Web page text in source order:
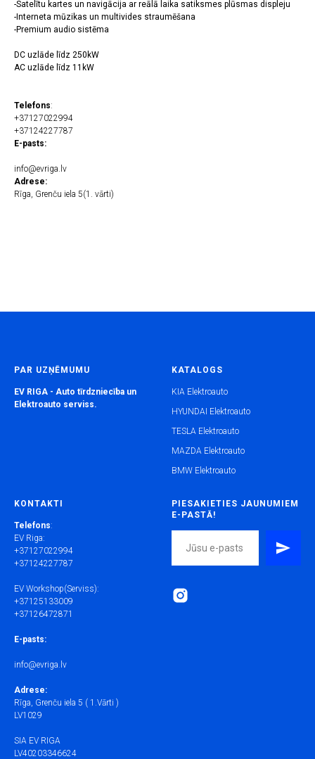
-Satelītu kartes un navigācija ar reālā laika satiksmes plūsmas displeju
-Interneta mūzikas un multivides straumēšana
-Premium audio sistēma
DC uzlāde līdz 250kW
AC uzlāde līdz 11kW
Telefons:
+37127022994
+37124227787
E-pasts:
info@evriga.lv
Adrese:
Rīga, Grenču iela 5(1. vārti)
PAR UZŅĒMUMU
EV RIGA - Auto tīrdzniecība un
Elektroauto serviss.
KATALOGS
KIA Elektroauto
HYUNDAI Elektroauto
TESLA Elektroauto
MAZDA Elektroauto
BMW Elektroauto
KONTAKTI
Telefons:
EV Riga:
+37127022994
+37124227787
EV Workshop(Serviss):
+37125133009
+37126472871
E-pasts:
info@evriga.lv
Adrese:
Rīga, Grenču iela 5 ( 1.Vārti )
LV1029
SIA EV RIGA
LV40203346624
PIESAKIETIES JAUNUMIEM
E-PASTĀ!